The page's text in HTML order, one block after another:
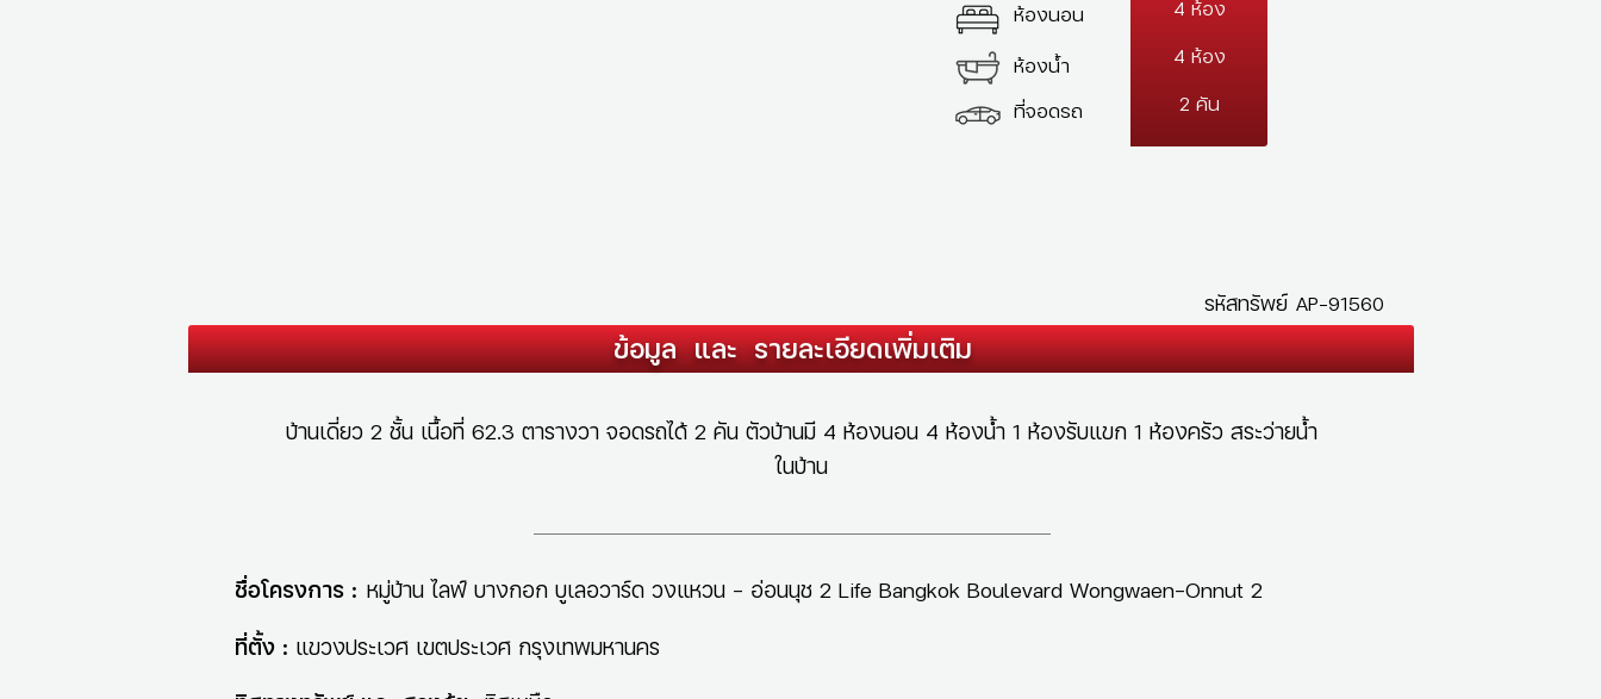
ห้องนอน
ห้องน้ำ
ที่จอดรถ
4 ห้อง
4 ห้อง
2 คัน
รหัสทรัพย์ AP-91560
ข้อมูล และ รายละเอียดเพิ่มเติม
บ้านเดี่ยว 2 ชั้น เนื้อที่ 62.3 ตารางวา จอดรถได้ 2 คัน ตัวบ้านมี 4 ห้องนอน 4 ห้องน้ำ 1 ห้องรับแขก 1 ห้องครัว สระว่ายน้ำ
ในบ้าน
ชื่อโครงการ : หมู่บ้าน ไลฟ์ บางกอก บูเลอวาร์ด วงแหวน – อ่อนนุช 2 Life Bangkok Boulevard Wongwaen-Onnut 2
ที่ตั้ง : แขวงประเวศ เขตประเวศ กรุงเทพมหานคร